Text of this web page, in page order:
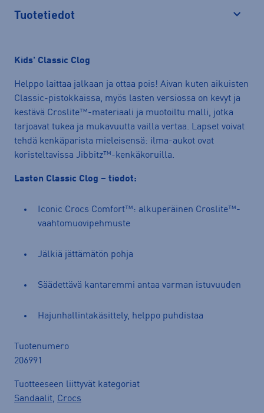
Tuotetiedot
Kids' Classic Clog
Helppo laittaa jalkaan ja ottaa pois! Aivan kuten aikuisten
Classic-pistokkaissa, myös lasten versiossa on kevyt ja
kestävä Croslite™-materiaali ja muotoiltu malli, jotka
tarjoavat tukea ja mukavuutta vailla vertaa. Lapset voivat
tehdä kenkäparista mieleisensä: ilma-aukot ovat
koristeltavissa Jibbitz™-kenkäkoruilla.
Lasten Classic Clog – tiedot:
Iconic Crocs Comfort™: alkuperäinen Croslite™-
vaahtomuovipehmuste
Jälkiä jättämätön pohja
Säädettävä kantaremmi antaa varman istuvuuden
Hajunhallintakäsittely, helppo puhdistaa
Tuotenumero
206991
Tuotteeseen liittyvät kategoriat
Sandaalit, Crocs